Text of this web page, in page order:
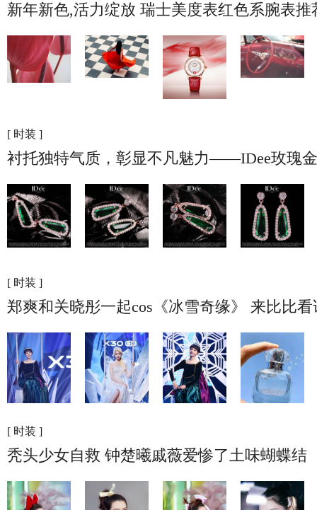
新年新色,活力绽放 瑞士美度表红色系腕表推
[ 时装 ]
衬托独特气质，彰显不凡魅力——IDee玫瑰
[ 时装 ]
郑爽和关晓彤一起cos《冰雪奇缘》 来比比
[ 时装 ]
秃头少女自救 钟楚曦戚薇爱惨了土味蝴蝶结